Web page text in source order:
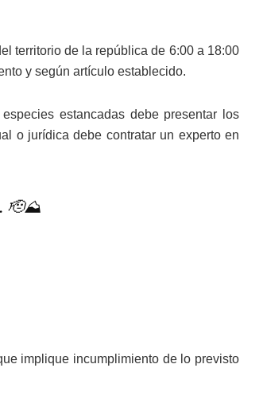
territorio de la república de 6:00 a 18:00
y según artículo establecido.
estancadas debe presentar los
o jurídica debe contratar un experto en
🫡⛰️
implique incumplimiento de lo previsto